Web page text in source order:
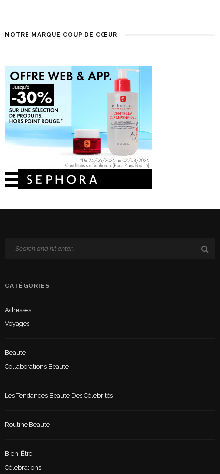
NOTRE MARQUE COUP DE CŒUR
CATÉGORIES
Adresses
Voyages
Beauté
Collaborations Beauté
Les Tendances Beauté Des Célébrités
Routine Beauté
Bien-Être
Célébrations